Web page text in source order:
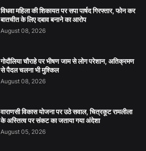
विधवा महिला की शिकायत पर सपा पार्षद गिरफ्तार, फोन कर
बातचीत के लिए दबाव बनाने का आरोप
August 08, 2026
गोदौलिया चौराहे पर भीषण जाम से लोग परेशान, अतिक्रमण
से पैदल चलना भी मुश्किल
August 08, 2026
वाराणसी विकास योजना पर उठे सवाल, चित्रकूट रामलीला
के अस्तित्व पर संकट का जताया गया अंदेशा
August 05, 2026